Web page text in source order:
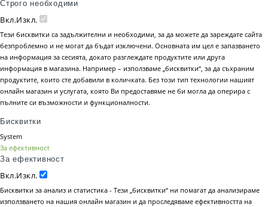
Строго необходими
Вкл.Изкл.
Тези бисквитки са задължителни и необходими, за да можете да зареждате сайта
безпроблемно и не могат да бъдат изключени. Основната им цел е запазването
на информация за сесията, докато разглеждате продуктите или друга
информация в магазина. Например – използваме „бисквитки“, за да съхраним
продуктите, които сте добавили в количката. Без този тип технологии нашият
онлайн магазин и услугата, която Ви предоставяме не би могла да оперира с
пълните си възможности и функционалности.
Бисквитки
System
За ефективност
За ефективност
Вкл.Изкл.
Бисквитки за анализ и статистика - Тези „бисквитки“ ни помагат да анализираме
използването на нашия онлайн магазин и да проследяваме ефективността на